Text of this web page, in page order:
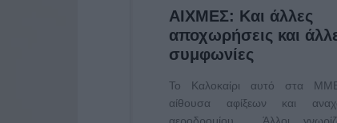
ΑΙΧΜΕΣ: Και άλλες
αποχωρήσεις και
συμφωνίες
Το Καλοκαίρι αυτό στα ΜΜΕ
αίθουσα αφίξεων και